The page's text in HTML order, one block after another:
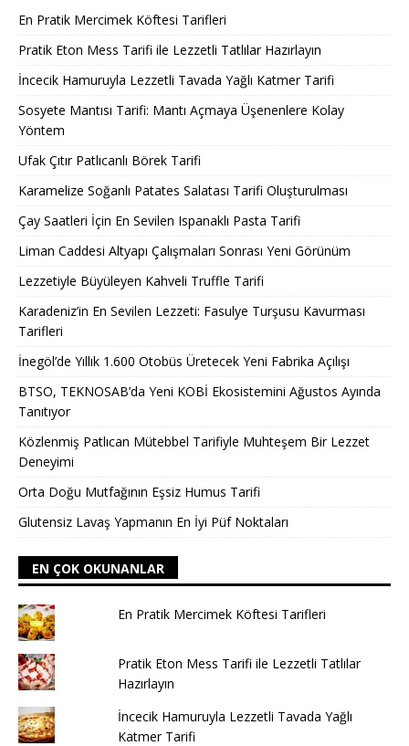
En Pratik Mercimek Köftesi Tarifleri
Pratik Eton Mess Tarifi ile Lezzetli Tatlılar Hazırlayın
İncecik Hamuruyla Lezzetli Tavada Yağlı Katmer Tarifi
Sosyete Mantısı Tarifi: Mantı Açmaya Üşenenlere Kolay
Yöntem
Ufak Çıtır Patlıcanlı Börek Tarifi
Karamelize Soğanlı Patates Salatası Tarifi Oluşturulması
Çay Saatleri İçin En Sevilen Ispanaklı Pasta Tarifi
Liman Caddesi Altyapı Çalışmaları Sonrası Yeni Görünüm
Lezzetiyle Büyüleyen Kahveli Truffle Tarifi
Karadeniz’in En Sevilen Lezzeti: Fasulye Turşusu Kavurması
Tarifleri
İnegöl’de Yıllık 1.600 Otobüs Üretecek Yeni Fabrika Açılışı
BTSO, TEKNOSAB’da Yeni KOBİ Ekosistemini Ağustos Ayında
Tanıtıyor
Közlenmiş Patlıcan Mütebbel Tarifiyle Muhteşem Bir Lezzet
Deneyimi
Orta Doğu Mutfağının Eşsiz Humus Tarifi
Glutensiz Lavaş Yapmanın En İyi Püf Noktaları
EN ÇOK OKUNANLAR
En Pratik Mercimek Köftesi Tarifleri
Pratik Eton Mess Tarifi ile Lezzetli Tatlılar
Hazırlayın
İncecik Hamuruyla Lezzetli Tavada Yağlı
Katmer Tarifi